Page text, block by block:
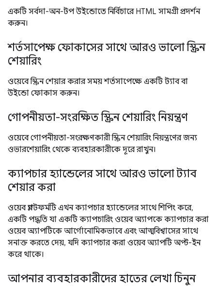
একটি সর্বদা-অন-টপ উইন্ডোতে নির্বিচারে HTML সামগ্রী প্রদর্শন
করুন।
শর্তসাপেক্ষ ফোকাসের সাথে আরও ভালো স্ক্রিন
শেয়ারিং
ওয়েবে স্ক্রিন শেয়ার করার সময় শর্তসাপেক্ষে একটি ট্যাব বা
উইন্ডো ফোকাস করুন।
গোপনীয়তা-সংরক্ষিত স্ক্রিন শেয়ারিং নিয়ন্ত্রণ
ওয়েবে গোপনীয়তা-সংরক্ষণকারী স্ক্রিন শেয়ারিং নিয়ন্ত্রণের জন্য
ওভারশেয়ারিং থেকে ব্যবহারকারীকে দূরে রাখুন।
ক্যাপচার হ্যান্ডেলের সাথে আরও ভালো ট্যাব
শেয়ার করা
ওয়েব প্ল্যাটফর্মটি এখন ক্যাপচার হ্যান্ডেলের সাথে শিপিং করে,
একটি পদ্ধতি যা একটি ক্যাপচারিং ওয়েব অ্যাপকে ক্যাপচার করা
ওয়েব অ্যাপটিকে আর্গোনোমিকভাবে এবং আত্মবিশ্বাসের সাথে
সনাক্ত করতে দেয়, যদি ক্যাপচার করা ওয়েব অ্যাপটি অপ্ট-ইন
করে থাকে।
আপনার ব্যবহারকারীদের হাতের লেখা চিনুন